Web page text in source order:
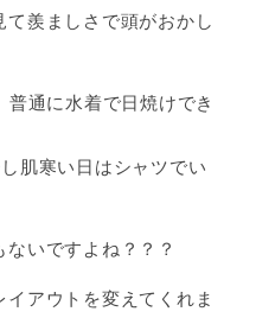
羨ましさで頭がおかし
通に水着で日焼けでき
肌寒い日はシャツでい
いですよね？？？
アウトを変えてくれま